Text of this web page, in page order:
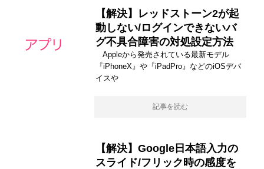
【解決】レッドストーン2が起
動しない/ログインできないバ
グ不具合障害の対処設定方法
Appleから発売されている最新モデル
『iPhoneX』や『iPadPro』などのiOSデバ
イスや
記事を読む
【解決】Google日本語入力の
スライド/フリック時の感度を